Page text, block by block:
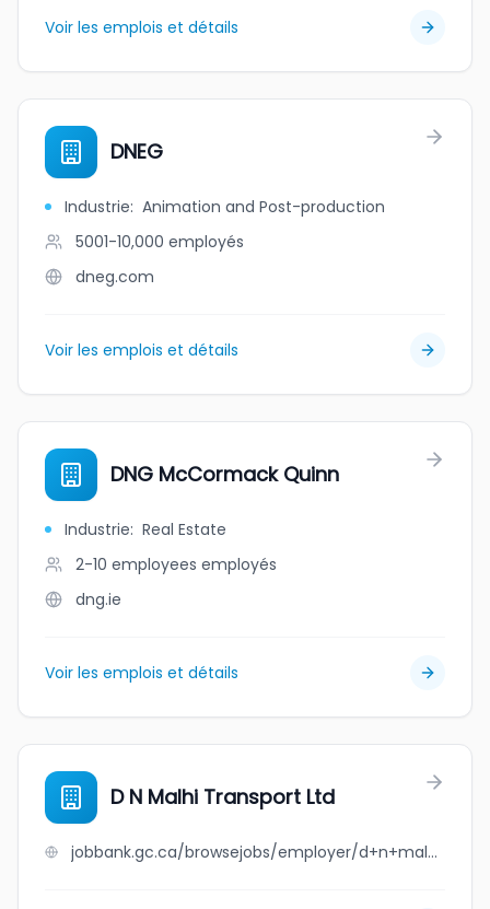
Voir les emplois et détails
DNEG
Industrie: Animation and Post-production
5001-10,000 employés
dneg.com
Voir les emplois et détails
DNG McCormack Quinn
Industrie: Real Estate
2-10 employees employés
dng.ie
Voir les emplois et détails
D N Malhi Transport Ltd
jobbank.gc.ca/browsejobs/employer/d+n+malhi+transport+ltd/ca